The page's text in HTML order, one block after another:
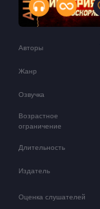
Авторы
Жанр
Озвучка
Возрастное
ограничение
Длительность
Издатель
Оценка слушателей